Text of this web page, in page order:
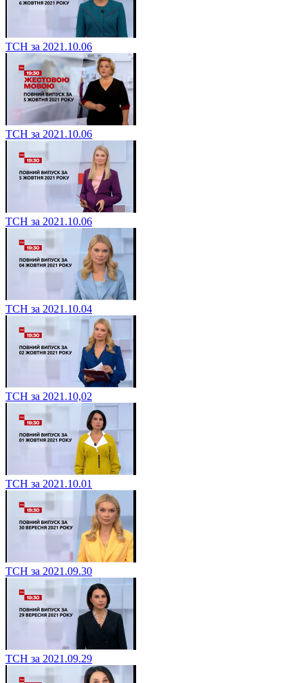
ТСН за 2021.10.06
ТСН за 2021.10.06
ТСН за 2021.10.06
ТСН за 2021.10.04
ТСН за 2021.10,02
ТСН за 2021.10.01
ТСН за 2021.09.30
ТСН за 2021.09.29